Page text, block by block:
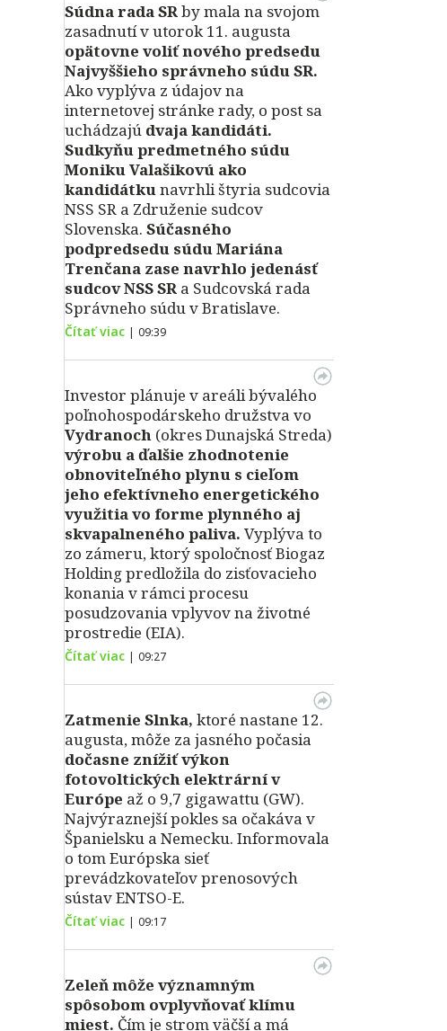
Súdna rada SRby mala na svojom
zasadnutí v utorok 11. augusta
opätovne voliť nového predsedu
Najvyššieho správneho súdu SR.
Ako vyplýva z údajov na
internetovej stránke rady, o post sa
uchádzajú dvaja kandidáti.
Sudkyňu predmetného súdu
Moniku Valašikovú ako
kandidátkunavrhli štyria sudcovia
NSS SR a Združenie sudcov
Slovenska. Súčasného
podpredsedu súdu Mariána
Trenčana zase navrhlo jedenásť
sudcov NSS SR a Sudcovská rada
Správneho súdu v Bratislave.
Čítať viac | 09:39
Investor plánuje v areáli bývalého
poľnohospodárskeho družstva vo
Vydranoch (okres Dunajská Streda)
výrobu a ďalšie zhodnotenie
obnoviteľného plynu s cieľom
jeho efektívneho energetického
využitia vo forme plynného aj
skvapalneného paliva. Vyplýva to
zo zámeru, ktorý spoločnosť Biogaz
Holding predložila do zisťovacieho
konania v rámci procesu
posudzovania vplyvov na životné
prostredie (EIA).
Čítať viac | 09:27
Zatmenie Slnka, ktoré nastane 12.
augusta, môže za jasného počasia
dočasne znížiť výkon
fotovoltických elektrární v
Európe až o 9,7 gigawattu (GW).
Najvýraznejší pokles sa očakáva v
Španielsku a Nemecku. Informovala
o tom Európska sieť
prevádzkovateľov prenosových
sústav ENTSO-E.
Čítať viac | 09:17
Zeleň môže významným
spôsobom ovplyvňovať klímu
miest. Čím je strom väčší a má